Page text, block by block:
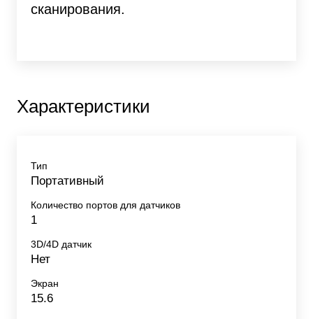
сканирования.
Характеристики
Тип
Портативный
Количество портов для датчиков
1
3D/4D датчик
Нет
Экран
15.6